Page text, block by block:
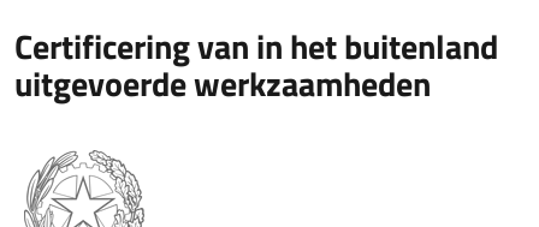
Certificering van in het buitenland
uitgevoerde werkzaamheden